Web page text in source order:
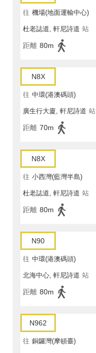
往 機場(地面運輸中心)
杜老誌道, 軒尼詩道 站
距離 80m
N8X
往 中環(港澳碼頭)
廣生行大廈, 軒尼詩道 站
距離 70m
N8X
往 小西灣(藍灣半島)
杜老誌道, 軒尼詩道 站
距離 80m
N90
往 中環(港澳碼頭)
北海中心, 軒尼詩道 站
距離 80m
N962
往 銅鑼灣(摩頓臺)